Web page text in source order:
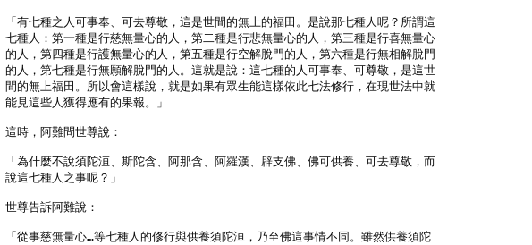
「有七種之人可事奉、可去尊敬，這是世間的無上的福田。是說那七種人呢？所謂這
七種人：第一種是行慈無量心的人，第二種是行悲無量心的人，第三種是行喜無量心
的人，第四種是行護無量心的人，第五種是行空解脫門的人，第六種是行無相解脫門
的人，第七種是行無願解脫門的人。這就是說：這七種的人可事奉、可尊敬，是這世
間的無上福田。所以會這樣說，就是如果有眾生能這樣依此七法修行，在現世法中就
能見這些人獲得應有的果報。」
這時，阿難問世尊說：
「為什麼不說須陀洹、斯陀含、阿那含、阿羅漢、辟支佛、佛可供養、可去尊敬，而
說這七種人之事呢？」
世尊告訴阿難說：
「從事慈無量心…等七種人的修行與供養須陀洹，乃至佛這事情不同。雖然供養須陀